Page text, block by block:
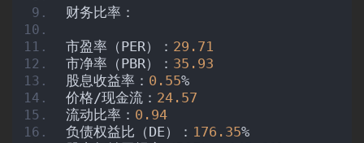
财务比率：
市盈率（PER）： 29.71
市净率（PBR）： 35.93
股息收益率： 0.55%
价格/现金流： 24.57
流动比率： 0.94
负债权益比（DE）： 176.35%